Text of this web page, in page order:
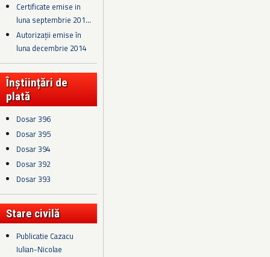
Certificate emise in
luna septembrie 201...
Autorizații emise în
luna decembrie 2014
Înștiințări de
plată
Dosar 396
Dosar 395
Dosar 394
Dosar 392
Dosar 393
Stare civilă
Publicatie Cazacu
Iulian-Nicolae